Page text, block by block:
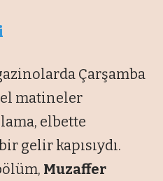
Çarşamba
matineler
elbette
gelir kapısıydı.
Muzaffer